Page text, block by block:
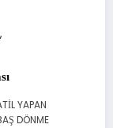
,
YAPAN
DÖNME